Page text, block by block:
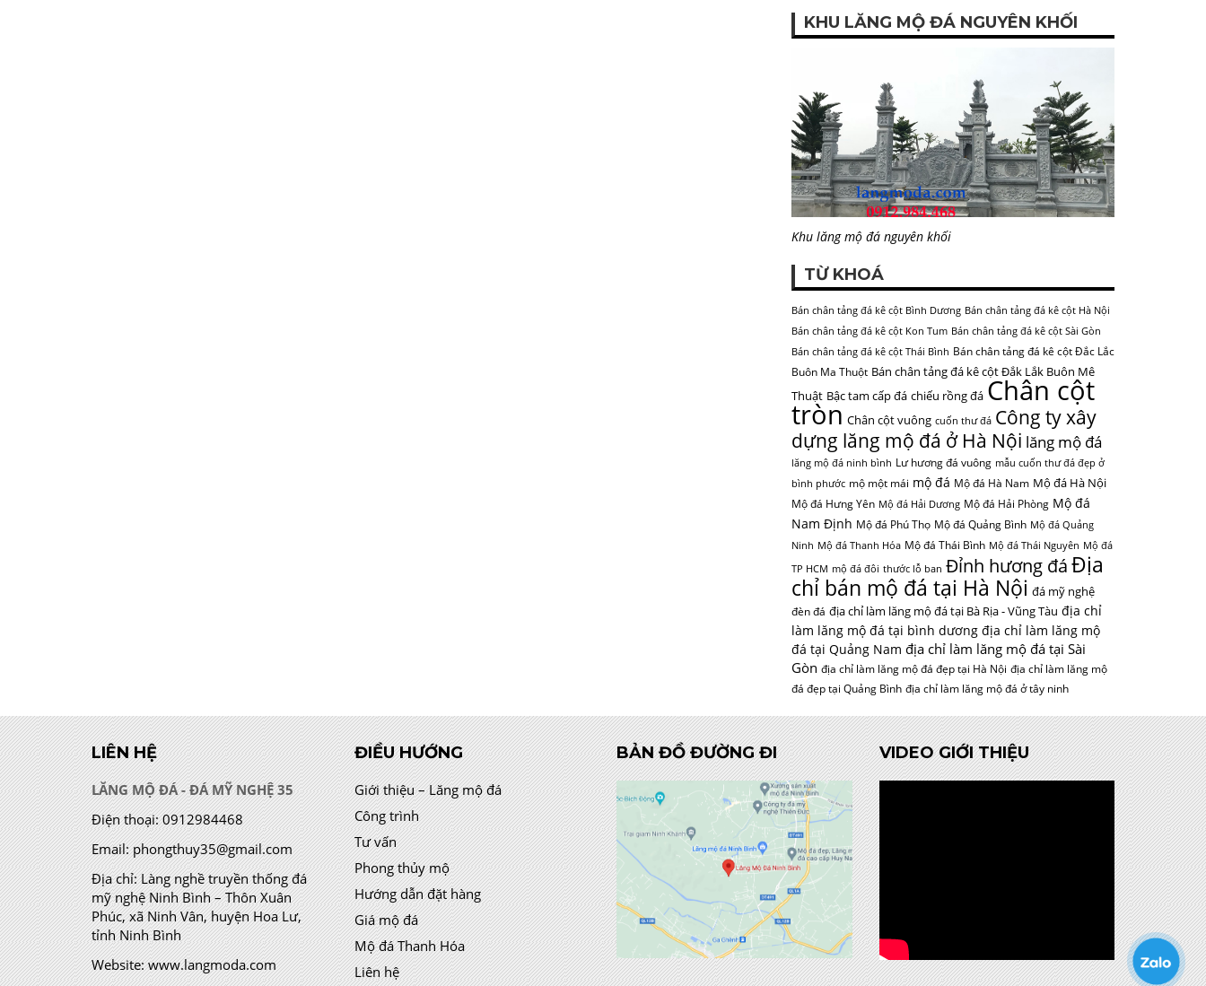
KHU LĂNG MỘ ĐÁ NGUYÊN KHỐI
Khu lăng mộ đá nguyên khối
TỪ KHOÁ
Bán chân tảng đá kê cột Bình Dương Bán chân tảng đá kê cột Hà Nội
Bán chân tảng đá kê cột Kon Tum Bán chân tảng đá kê cột Sài Gòn
Bán chân tảng đá kê cột Thái Bình Bán chân tảng đá kê cột Đắc Lắc
Buôn Ma Thuột Bán chân tảng đá kê cột Đắk Lắk Buôn Mê
Thuật Bậc tam cấp đá chiếu rồng đá Chân cột
tròn Chân cột vuông cuốn thư đá Công ty xây
dựng lăng mộ đá ở Hà Nội lăng mộ đá
lăng mộ đá ninh bình Lư hương đá vuông mẫu cuốn thư đá đẹp ở
bình phước mộ một mái mộ đá Mộ đá Hà Nam Mộ đá Hà Nội
Mộ đá Hưng Yên Mộ đá Hải Dương Mộ đá Hải Phòng Mộ đá
Nam Định Mộ đá Phú Thọ Mộ đá Quảng Bình Mộ đá Quảng
Ninh Mộ đá Thanh Hóa Mộ đá Thái Bình Mộ đá Thái Nguyên Mộ đá
TP HCM mộ đá đôi thước lỗ ban Đỉnh hương đáĐịa
chỉ bán mộ đá tại Hà Nội đá mỹ nghệ
đèn đá địa chỉ làm lăng mộ đá tại Bà Rịa - Vũng Tàu địa chỉ
làm lăng mộ đá tại bình dương địa chỉ làm lăng mộ
đá tại Quảng Nam địa chỉ làm lăng mộ đá tại Sài
Gòn địa chỉ làm lăng mộ đá đẹp tại Hà Nội địa chỉ làm lăng mộ
đá đẹp tại Quảng Bình địa chỉ làm lăng mộ đá ở tây ninh
LIÊN HỆ
LĂNG MỘ ĐÁ - ĐÁ MỸ NGHỆ 35
Điện thoại: 0912984468
Email: phongthuy35@gmail.com
Địa chỉ:Làng nghề truyền thống đá
mỹ nghệ Ninh Bình – Thôn Xuân
Phúc, xã Ninh Vân, huyện Hoa Lư,
tỉnh Ninh Bình
Website: www.langmoda.com
ĐIỀU HƯỚNG
Giới thiệu – Lăng mộ đá
Công trình
Tư vấn
Phong thủy mộ
Hướng dẫn đặt hàng
Giá mộ đá
Mộ đá Thanh Hóa
Liên hệ
BẢN ĐỒ ĐƯỜNG ĐI VIDEO GIỚI THIỆU